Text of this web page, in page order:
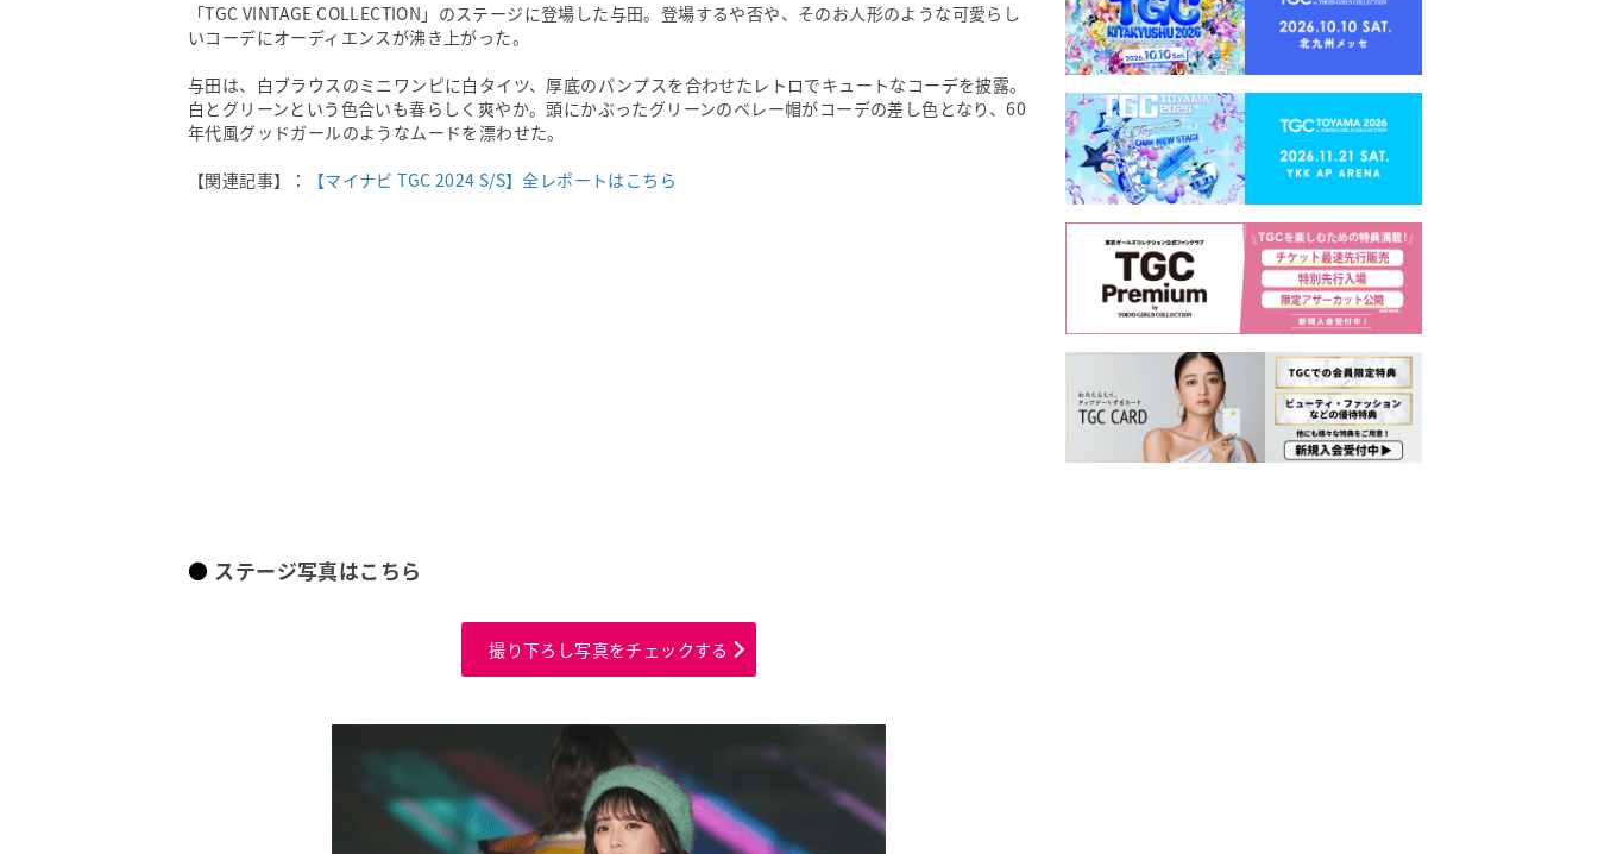
「TGC VINTAGE COLLECTION」のステージに登場した与田。登場するや否や、そのお人形のような可愛らし
いコーデにオーディエンスが沸き上がった。
与田は、白ブラウスのミニワンピに白タイツ、厚底のパンプスを合わせたレトロでキュートなコーデを披露。
白とグリーンという色合いも春らしく爽やか。頭にかぶったグリーンのベレー帽がコーデの差し色となり、60
年代風グッドガールのようなムードを漂わせた。
【関連記事】：
【マイナビ TGC 2024 S/S】全レポートはこちら
ステージ写真はこちら
撮り下ろし写真をチェックする